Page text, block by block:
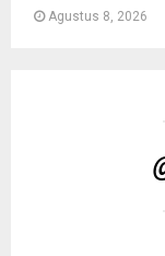
Agustus 8, 2026